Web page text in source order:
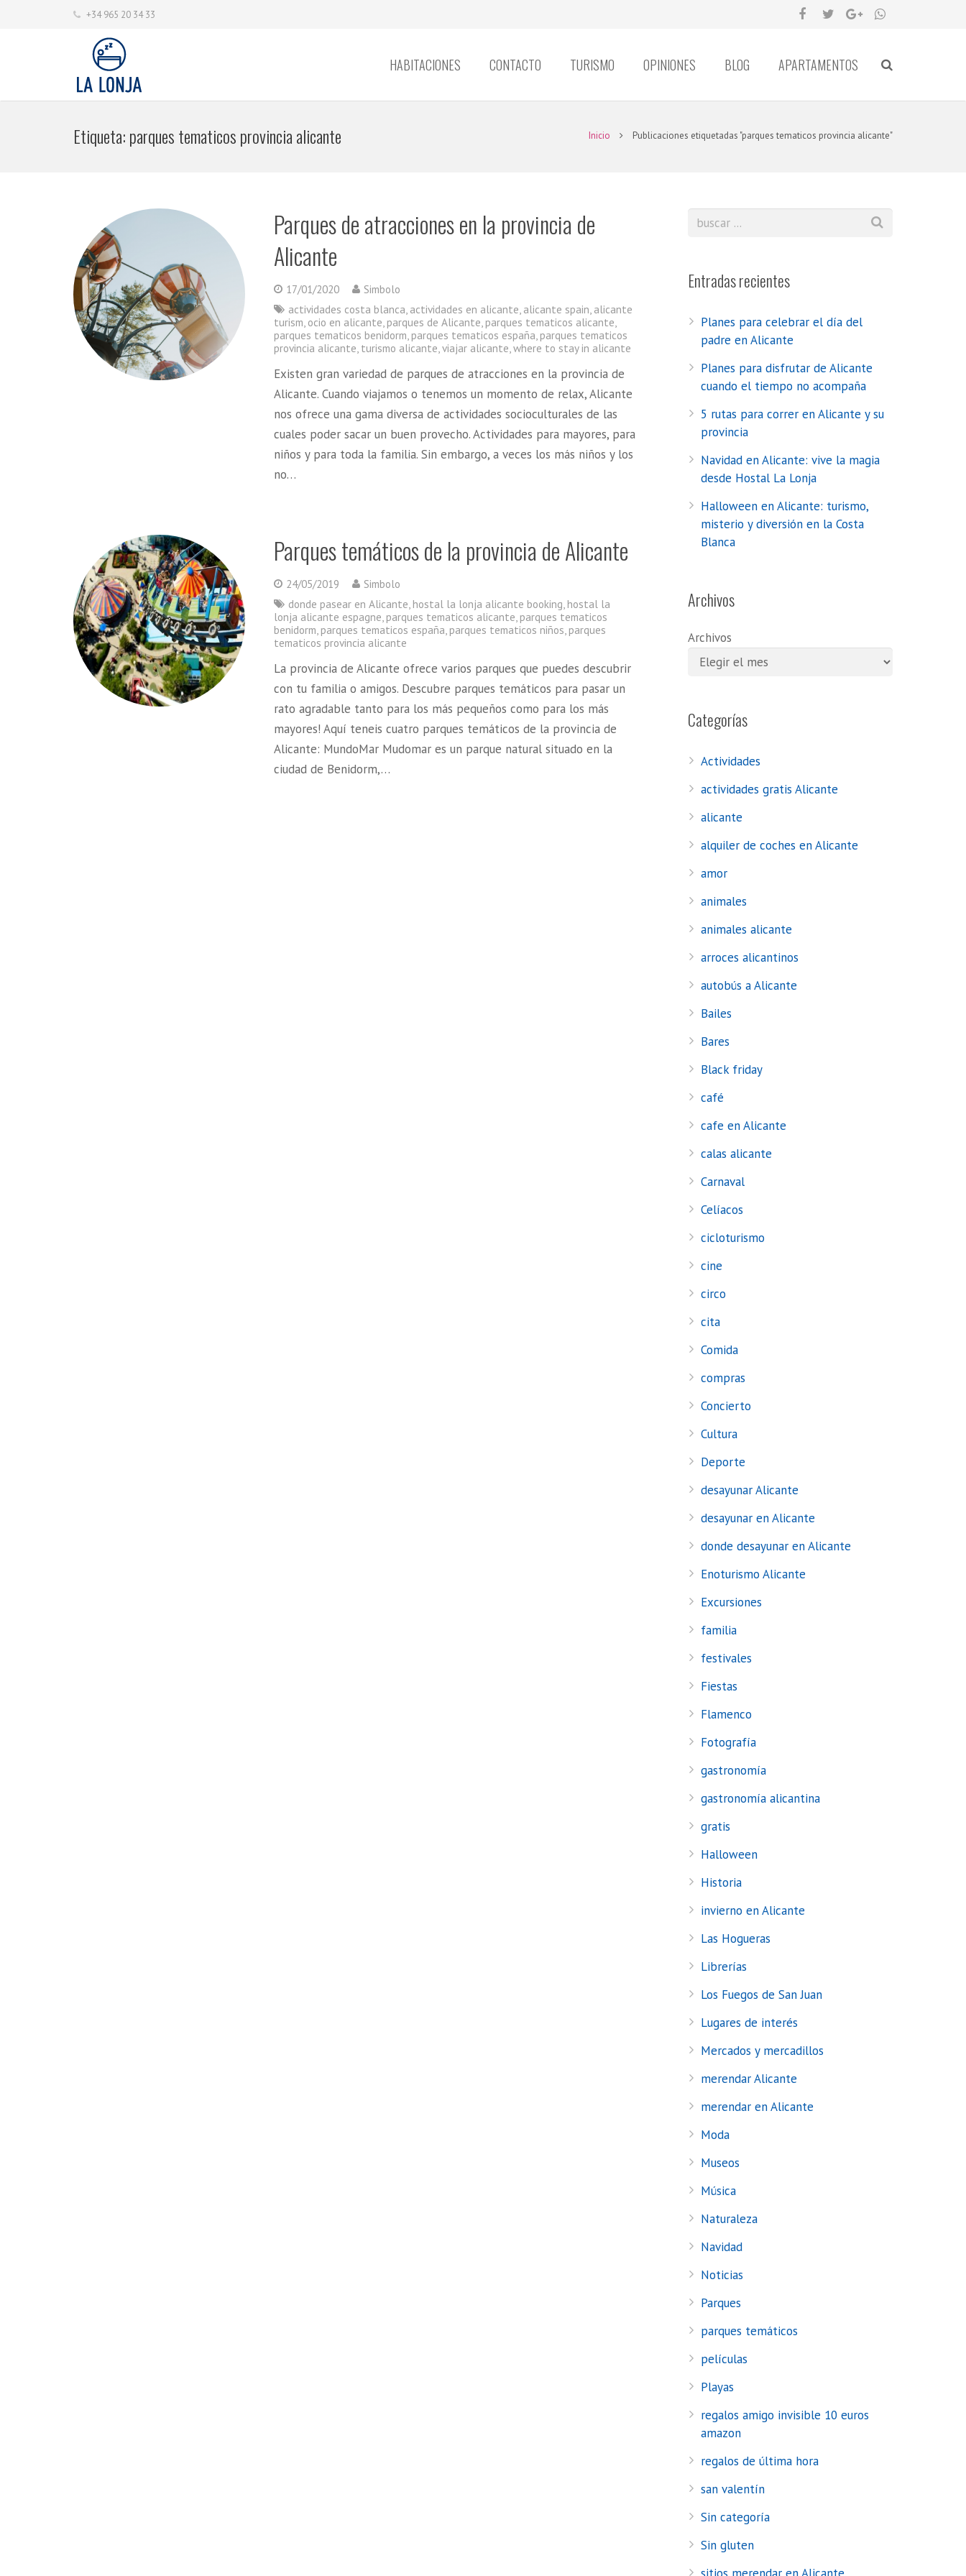
+34 965 20 34 33
HABITACIONES CONTACTO TURISMO OPINIONES BLOG APARTAMENTOS
Etiqueta:parques tematicos provincia alicante Inicio Publicaciones etiquetadas "parques tematicos provincia alicante"
Parques de atracciones en la provincia de
Alicante
17/01/2020
Simbolo
actividades costa blanca, actividades en alicante, alicante spain, alicante
turism, ocio en alicante, parques de Alicante, parques tematicos alicante,
parques tematicos benidorm, parques tematicos españa, parques tematicos
provincia alicante, turismo alicante,viajar alicante,where to stay in alicante
Existen gran variedad de parques de atracciones en la provincia de
Alicante. Cuando viajamos o tenemos un momento de relax, Alicante
nos ofrece una gama diversa de actividades socioculturales de las
cuales poder sacar un buen provecho. Actividades para mayores, para
niños y para toda la familia. Sin embargo, a veces los más niños y los
no…
Parques temáticos de la provincia de Alicante
24/05/2019
Simbolo
donde pasear en Alicante, hostal la lonja alicante booking, hostal la
lonja alicante espagne, parques tematicos alicante, parques tematicos
benidorm, parques tematicos españa, parques tematicos niños, parques
tematicos provincia alicante
La provincia de Alicante ofrece varios parques que puedes descubrir
con tu familia o amigos. Descubre parques temáticos para pasar un
rato agradable tanto para los más pequeños como para los más
mayores! Aquí teneis cuatro parques temáticos de la provincia de
Alicante: MundoMar Mudomar es un parque natural situado en la
ciudad de Benidorm,…
Entradas recientes
Planes para celebrar el día del
padre en Alicante
Planes para disfrutar de Alicante
cuando el tiempo no acompaña
5 rutas para correr en Alicante y su
provincia
Navidad en Alicante: vive la magia
desde Hostal La Lonja
Halloween en Alicante: turismo,
misterio y diversión en la Costa
Blanca
Archivos
Archivos
Categorías
Actividades
actividades gratis Alicante
alicante
alquiler de coches en Alicante
amor
animales
animales alicante
arroces alicantinos
autobús a Alicante
Bailes
Bares
Black friday
café
cafe en Alicante
calas alicante
Carnaval
Celíacos
cicloturismo
cine
circo
cita
Comida
compras
Concierto
Cultura
Deporte
desayunar Alicante
desayunar en Alicante
donde desayunar en Alicante
Enoturismo Alicante
Excursiones
familia
festivales
Fiestas
Flamenco
Fotografía
gastronomía
gastronomía alicantina
gratis
Halloween
Historia
invierno en Alicante
Las Hogueras
Librerías
Los Fuegos de San Juan
Lugares de interés
Mercados y mercadillos
merendar Alicante
merendar en Alicante
Moda
Museos
Música
Naturaleza
Navidad
Noticias
Parques
parques temáticos
películas
Playas
regalos amigo invisible 10 euros
amazon
regalos de última hora
san valentín
Sin categoría
Sin gluten